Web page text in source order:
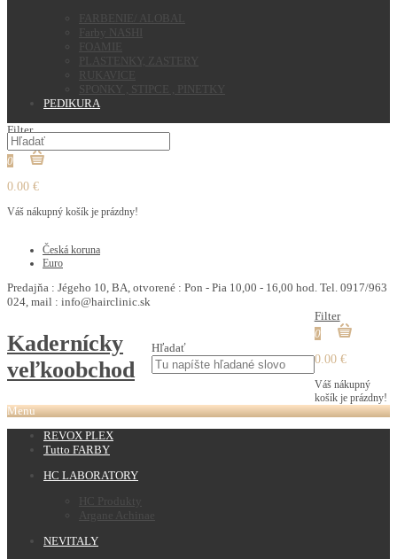
FARBENIE/ ALOBAL
Farby NASHI
FOAMIE
PLASTENKY, ZASTERY
RUKAVICE
SPONKY , STIPCE , PINETKY
PEDIKURA
Filter
0
0.00 €
Váš nákupný košík je prázdny!
Česká koruna
Euro
Predajňa : Jégeho 10, BA, otvorené : Pon - Pia 10,00 - 16,00 hod. Tel. 0917/963
024, mail : info@hairclinic.sk
Kadernícky
veľkoobchod
Hľadať
Filter
0
0.00 €
Váš nákupný
košík je prázdny!
Menu
REVOX PLEX
Tutto FARBY
HC LABORATORY
HC Produkty
Argane Achinae
NEVITALY